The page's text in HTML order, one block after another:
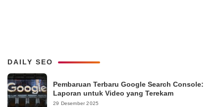
DAILY SEO
Pembaruan Terbaru Google Search Console:
Laporan untuk Video yang Terekam
29 Desember 2025